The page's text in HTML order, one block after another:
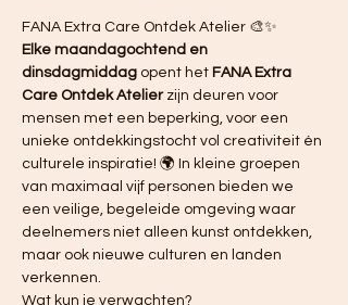
FANA Extra Care Ontdek Atelier 🎨✨
Elke maandagochtend en
dinsdagmiddag opent het FANA Extra
Care Ontdek Atelier zijn deuren voor
mensen met een beperking, voor een
unieke ontdekkingstocht vol creativiteit én
culturele inspiratie! 🌍 In kleine groepen
van maximaal vijf personen bieden we
een veilige, begeleide omgeving waar
deelnemers niet alleen kunst ontdekken,
maar ook nieuwe culturen en landen
verkennen.
Wat kun je verwachten?